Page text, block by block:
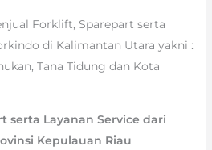
Forklift, Sparepart serta
di Kalimantan Utara yakni :
Tana Tidung dan Kota
serta Layanan Service dari
Kepulauan Riau